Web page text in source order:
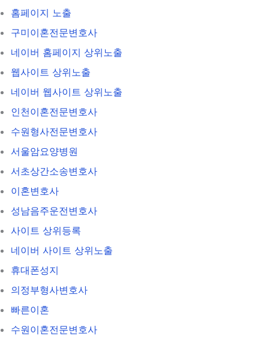
홈페이지 노출
구미이혼전문변호사
네이버 홈페이지 상위노출
웹사이트 상위노출
네이버 웹사이트 상위노출
인천이혼전문변호사
수원형사전문변호사
서울암요양병원
서초상간소송변호사
이혼변호사
성남음주운전변호사
사이트 상위등록
네이버 사이트 상위노출
휴대폰성지
의정부형사변호사
빠른이혼
수원이혼전문변호사